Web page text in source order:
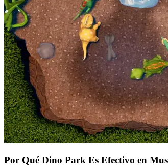
Por Qué Dino Park Es Efectivo en